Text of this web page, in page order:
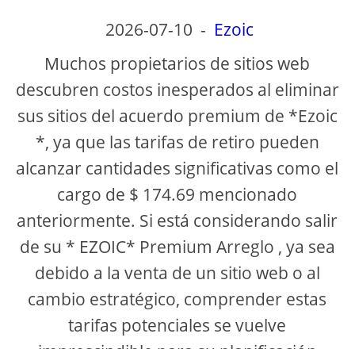
2026-07-10 - Ezoic
Muchos propietarios de sitios web
descubren costos inesperados al eliminar
sus sitios del acuerdo premium de *Ezoic
*, ya que las tarifas de retiro pueden
alcanzar cantidades significativas como el
cargo de $ 174.69 mencionado
anteriormente. Si está considerando salir
de su * EZOIC* Premium Arreglo , ya sea
debido a la venta de un sitio web o al
cambio estratégico, comprender estas
tarifas potenciales se vuelve